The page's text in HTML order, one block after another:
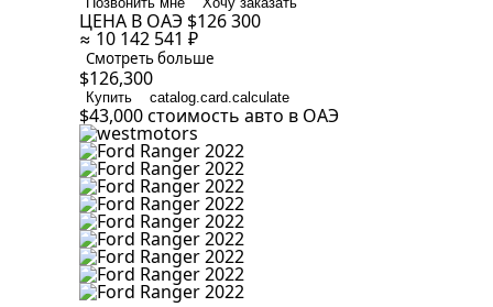
ЦЕНА В ОАЭ $126 300
≈ 10 142 541 ₽
Смотреть больше
$126,300
Купить catalog.card.calculate
$43,000стоимость авто в ОАЭ